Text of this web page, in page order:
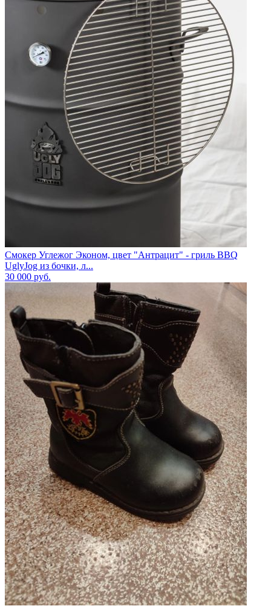
Смокер Углежог Эконом, цвет "Антрацит" - гриль BBQ
UglyJog из бочки, л...
30 000 руб.